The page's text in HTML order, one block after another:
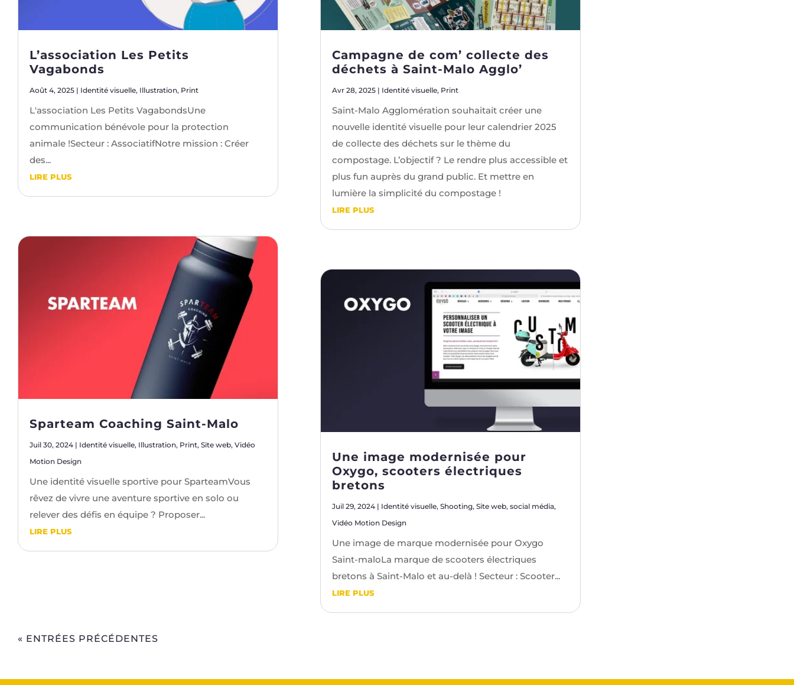
L’association Les Petits
Vagabonds
Août 4, 2025 | Identité visuelle, Illustration, Print
L'association Les Petits VagabondsUne
communication bénévole pour la protection
animale !Secteur : AssociatifNotre mission : Créer
des...
LIRE PLUS
Sparteam Coaching Saint-Malo
Juil 30, 2024 | Identité visuelle, Illustration, Print, Site web, Vidéo
Motion Design
Une identité visuelle sportive pour SparteamVous
rêvez de vivre une aventure sportive en solo ou
relever des défis en équipe ? Proposer...
LIRE PLUS
Campagne de com’ collecte des
déchets à Saint-Malo Agglo’
Avr 28, 2025 | Identité visuelle, Print
Saint-Malo Agglomération souhaitait créer une
nouvelle identité visuelle pour leur calendrier 2025
de collecte des déchets sur le thème du
compostage. L’objectif ? Le rendre plus accessible et
plus fun auprès du grand public. Et mettre en
lumière la simplicité du compostage !
LIRE PLUS
Une image modernisée pour
Oxygo, scooters électriques
bretons
Juil 29, 2024 | Identité visuelle,Shooting,Site web,social média,
Vidéo Motion Design
Une image de marque modernisée pour Oxygo
Saint-maloLa marque de scooters électriques
bretons à Saint-Malo et au-delà ! Secteur : Scooter...
LIRE PLUS
« ENTRÉES PRÉCÉDENTES